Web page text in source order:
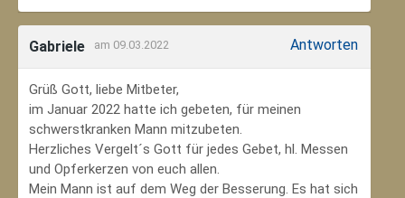
Gabriele am 09.03.2022 Antworten
Grüß Gott, liebe Mitbeter,
im Januar 2022 hatte ich gebeten, für meinen
schwerstkranken Mann mitzubeten.
Herzliches Vergelt´s Gott für jedes Gebet, hl. Messen
und Opferkerzen von euch allen.
Mein Mann ist auf dem Weg der Besserung. Es hat sich